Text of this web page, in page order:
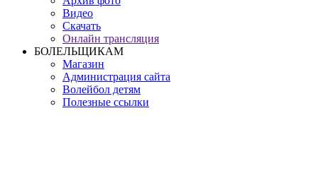
Видео
Скачать
Онлайн трансляция
БОЛЕЛЬЩИКАМ
Магазин
Администрация сайта
Волейбол детям
Полезные ссылки